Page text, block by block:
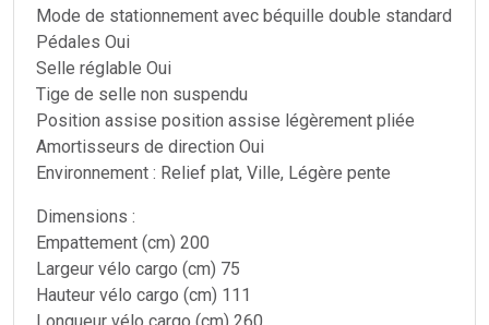
Mode de stationnement avec béquille double standard
Pédales Oui
Selle réglable Oui
Tige de selle non suspendu
Position assise position assise légèrement pliée
Amortisseurs de direction Oui
Environnement : Relief plat, Ville, Légère pente
Dimensions :
Empattement (cm) 200
Largeur vélo cargo (cm) 75
Hauteur vélo cargo (cm) 111